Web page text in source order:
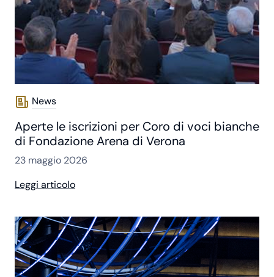
News
Aperte le iscrizioni per Coro di voci bianche
di Fondazione Arena di Verona
23 maggio 2026
Leggi articolo